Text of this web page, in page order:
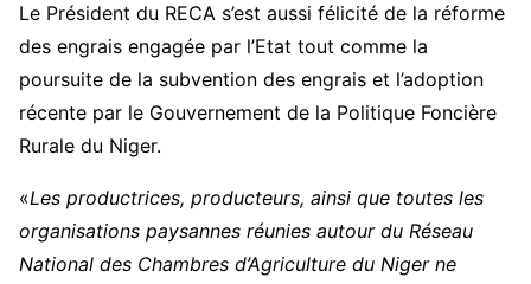
Le Président du RECA s’est aussi félicité de la réforme
des engrais engagée par l’Etat tout comme la
poursuite de la subvention des engrais et l’adoption
récente par le Gouvernement de la Politique Foncière
Rurale du Niger.
«Les productrices, producteurs, ainsi que toutes les
organisations paysannes réunies autour du Réseau
National des Chambres d’Agriculture du Niger ne